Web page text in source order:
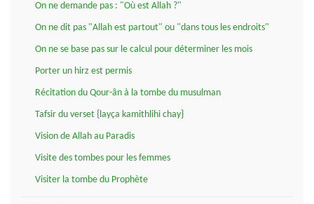
On ne demande pas : "Où est Allah ?"
On ne dit pas "Allah est partout" ou "dans tous les endroits"
On ne se base pas sur le calcul pour déterminer les mois
Porter un hirz est permis
Récitation du Qour-ân à la tombe du musulman
Tafsir du verset {layça kamithlihi chay}
Vision de Allah au Paradis
Visite des tombes pour les femmes
Visiter la tombe du Prophète